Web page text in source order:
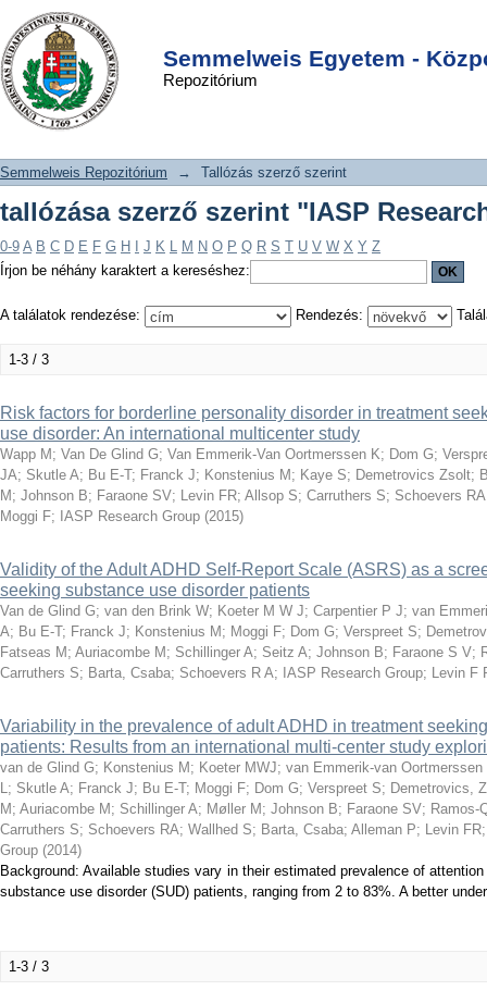
Semmelweis Egyetem -
Repozitórium
tallózása szerző szerint "IASP
Research Group"
DSpace/Manakin Repository
Semmelweis Repozitórium → Tallózás szerző szerint
tallózása szerző szerint "IASP
0-9 A B C D E F G H J K L M N O P Q R S T U V W X Y Z
Írjon be néhány karaktert a kereséshez:
A találatok rendezése: Rendezés:
1-3 / 3
Risk factors for borderline personality disorder in treatment
use disorder: An international multicenter study
Wapp M ; Van De Glind G; Van Emmerik-Van Oortmerssen K; Dom G;
JA; Skutle A; Bu E-T; Franck J; Konstenius M ; Kaye S; Demetrovics Zsolt;
M ; Johnson B; Faraone SV; Levin FR; Allsop S; Carruthers S; Schoevers RA
Moggi F; IASP Research Group (2015)
Validity of the Adult ADHD Self-Report Scale (ASRS) as a
seeking substance use disorder patients
Van de Glind G; van den Brink W; Koeter M W J; Carpentier P J; van
A; Bu E-T; Franck J; Konstenius M ; Moggi F; Dom G; Verspreet S;
Fatseas M ; Auriacombe M ; Schillinger A; Seitz A; Johnson B; Faraone S V;
Carruthers S; Barta, Csaba; Schoevers R A; IASP Research Group; Levin F
Variability in the prevalence of adult ADHD in treatment
patients: Results from an international multi-center study
van de Glind G; Konstenius M ; Koeter MWJ; van Emmerik-van Oortmerssen
L; Skutle A; Franck J; Bu E-T; Moggi F; Dom G; Verspreet S; Demetrovics,
M ; Auriacombe M ; Schillinger A; Møller M ; Johnson B; Faraone SV; Ramos-
Carruthers S; Schoevers RA; Wallhed S; Barta, Csaba; Alleman P; Levin FR
Group (2014)
Background: Available studies vary in their estimated prevalence of
substance use disorder (SUD) patients, ranging from 2 to 83%. A better
1-3 / 3